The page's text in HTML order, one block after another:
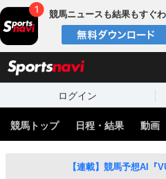
競馬ニュースも結果もすぐ
ログイン
競馬トップ 日程・結果 動画
【連載】競馬予想AI『